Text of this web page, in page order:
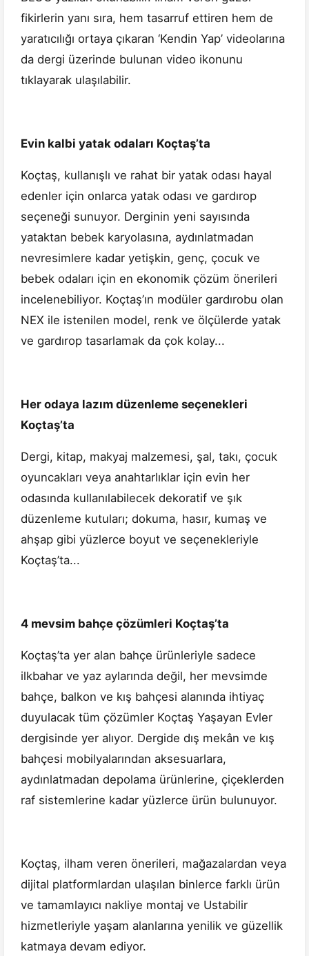
fikirlerin yanı sıra, hem tasarruf ettiren hem de
yaratıcılığı ortaya çıkaran ‘Kendin Yap’ videolarına
da dergi üzerinde bulunan video ikonunu
tıklayarak ulaşılabilir.
Evin kalbi yatak odaları Koçtaş’ta
Koçtaş, kullanışlı ve rahat bir yatak odası hayal
edenler için onlarca yatak odası ve gardırop
seçeneği sunuyor. Derginin yeni sayısında
yataktan bebek karyolasına, aydınlatmadan
nevresimlere kadar yetişkin, genç, çocuk ve
bebek odaları için en ekonomik çözüm önerileri
incelenebiliyor. Koçtaş’ın modüler gardırobu olan
NEX ile istenilen model, renk ve ölçülerde yatak
ve gardırop tasarlamak da çok kolay...
Her odaya lazım düzenleme seçenekleri
Koçtaş’ta
Dergi, kitap, makyaj malzemesi, şal, takı, çocuk
oyuncakları veya anahtarlıklar için evin her
odasında kullanılabilecek dekoratif ve şık
düzenleme kutuları; dokuma, hasır, kumaş ve
ahşap gibi yüzlerce boyut ve seçenekleriyle
Koçtaş’ta...
4 mevsim bahçe çözümleri Koçtaş’ta
Koçtaş’ta yer alan bahçe ürünleriyle sadece
ilkbahar ve yaz aylarında değil, her mevsimde
bahçe, balkon ve kış bahçesi alanında ihtiyaç
duyulacak tüm çözümler Koçtaş Yaşayan Evler
dergisinde yer alıyor. Dergide dış mekân ve kış
bahçesi mobilyalarından aksesuarlara,
aydınlatmadan depolama ürünlerine, çiçeklerden
raf sistemlerine kadar yüzlerce ürün bulunuyor.
Koçtaş, ilham veren önerileri, mağazalardan veya
dijital platformlardan ulaşılan binlerce farklı ürün
ve tamamlayıcı nakliye montaj ve Ustabilir
hizmetleriyle yaşam alanlarına yenilik ve güzellik
katmaya devam ediyor.